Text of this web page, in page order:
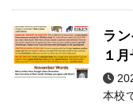
ラ
１
本校